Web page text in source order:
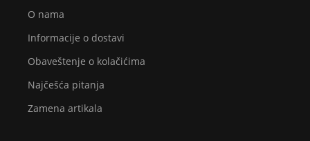
O nama
Informacije o dostavi
Obaveštenje o kolačićima
Najčešća pitanja
Zamena artikala